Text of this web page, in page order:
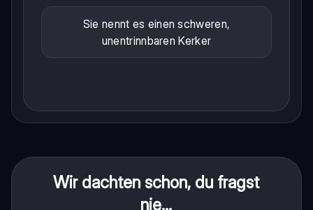
Sie nennt es einen schweren,
unentrinnbaren Kerker
Wir dachten schon, du fragst
nie...